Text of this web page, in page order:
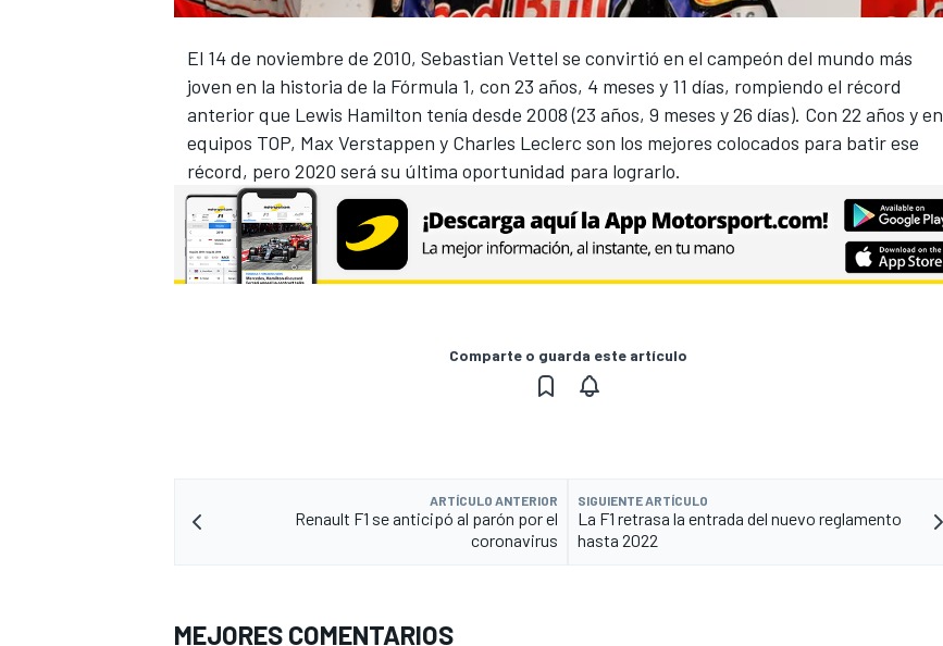
El 14 de noviembre de 2010, Sebastian Vettel se convirtió en el campeón del mundo más
joven en la historia de la Fórmula 1, con 23 años, 4 meses y 11 días, rompiendo el récord
anterior que Lewis Hamilton tenía desde 2008 (23 años, 9 meses y 26 días). Con 22 años y en
equipos TOP, Max Verstappen y Charles Leclerc son los mejores colocados para batir ese
récord, pero 2020 será su última oportunidad para lograrlo.
Comparte o guarda este artículo
ARTÍCULO ANTERIOR
Renault F1 se anticipó al parón por el
coronavirus
SIGUIENTE ARTÍCULO
La F1 retrasa la entrada del nuevo reglamento
hasta 2022
MEJORES COMENTARIOS